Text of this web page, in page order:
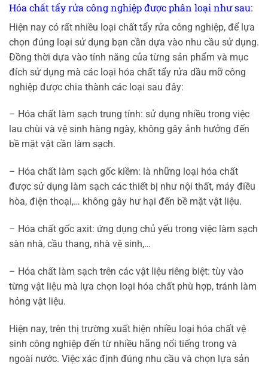
Hóa chất tẩy rửa công nghiệp được phân loại như sau:
Hiện nay có rất nhiều loại chất tẩy rửa công nghiệp, để lựa
chọn đúng loại sử dụng bạn cần dựa vào nhu cầu sử dụng.
Đồng thời dựa vào tính năng của từng sản phẩm và mục
đích sử dụng mà các loại hóa chất tẩy rửa dầu mỡ công
nghiệp được chia thành các loại sau đây:
– Hóa chất làm sạch trung tính: sử dụng nhiều trong việc
lau chùi và vệ sinh hàng ngày, không gây ảnh hưởng đến
bề mặt vật cần làm sạch.
– Hóa chất làm sạch gốc kiềm: là những loại hóa chất
được sử dụng làm sạch các thiết bị như nội thất, máy điều
hòa, điện thoại,… không gây hư hại đến bề mặt vật liệu.
– Hóa chất gốc axit: ứng dụng chủ yếu trong việc làm sạch
sàn nhà, cầu thang, nhà vệ sinh,…
– Hóa chất làm sạch trên các vật liệu riêng biệt: tùy vào
từng vật liệu mà lựa chọn loại hóa chất phù hợp, tránh làm
hỏng vật liệu.
Hiện nay, trên thị trường xuất hiện nhiều loại hóa chất vệ
sinh công nghiệp đến từ nhiều hãng nổi tiếng trong và
ngoài nước. Việc xác định đúng nhu cầu và chọn lựa sản